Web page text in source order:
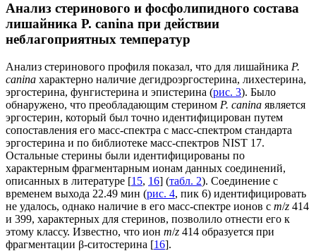
Анализ стеринового и фосфолипидного состава
лишайника P. canina при действии
неблагоприятных температур
Анализ стеринового профиля показал, что для лишайника P.
canina характерно наличие дегидроэргостерина, лихестерина,
эргостерина, фунгистерина и эпистерина (рис. 3). Было
обнаружено, что преобладающим стерином P. canina является
эргостерин, который был точно идентифицирован путем
сопоставления его масс-спектра с масс-спектром стандарта
эргостерина и по библиотеке масс-спектров NIST 17.
Остальные стерины были идентифицированы по
характерным фрагментарным ионам данных соединений,
описанных в литературе [15, 16] (табл. 2). Соединение с
временем выхода 22.49 мин (рис. 4, пик 6) идентифицировать
не удалось, однако наличие в его масс-спектре ионов с m/z 414
и 399, характерных для стеринов, позволило отнести его к
этому классу. Известно, что ион m/z 414 образуется при
фрагментации β-ситостерина [16].